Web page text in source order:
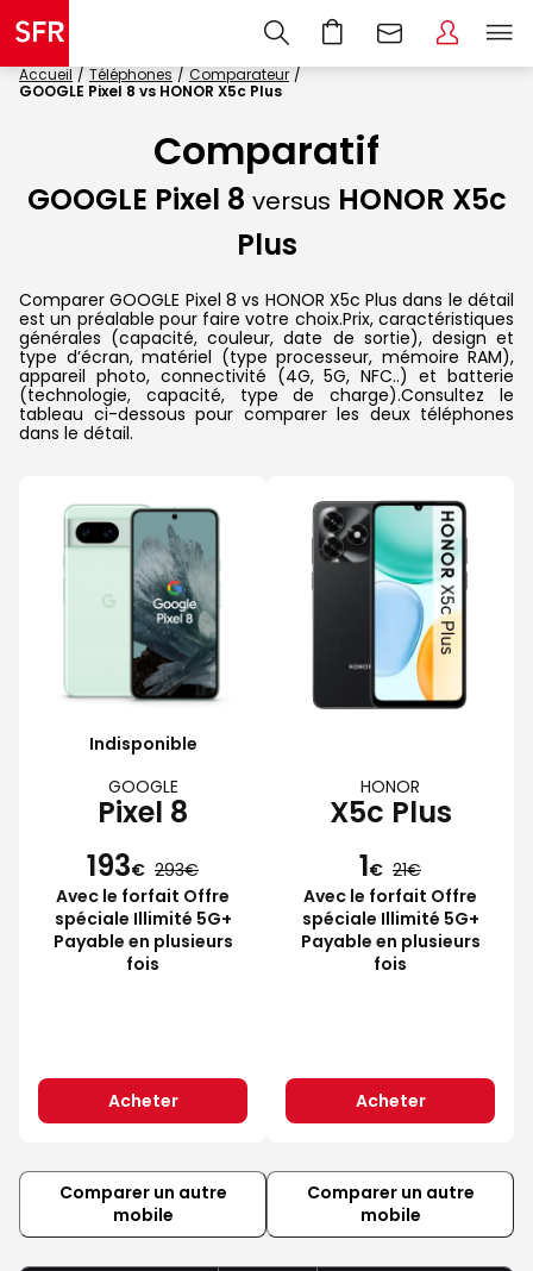
Accueil Téléphones
Comparateur
GOOGLE Pixel 8 vs HONOR X5c Plus
Comparatif
GOOGLE Pixel 8 versus HONOR X5c
Plus
Comparer GOOGLE Pixel 8 vs HONOR X5c Plus dans le détail
est un préalable pour faire votre choix.Prix, caractéristiques
générales (capacité, couleur, date de sortie), design et
type d’écran, matériel (type processeur, mémoire RAM),
appareil photo, connectivité (4G, 5G, NFC..) et batterie
(technologie, capacité, type de charge).Consultez le
tableau ci-dessous pour comparer les deux téléphones
dans le détail.
Indisponible
GOOGLE
Pixel 8
193€ 293
Avec le forfait Offre
spéciale Illimité 5G+
Payable en plusieurs
fois
Acheter
HONOR
X5c Plus
1€ 21
Avec le forfait Offre
spéciale Illimité 5G+
Payable en plusieurs
fois
Acheter
Comparer un autre
mobile
Comparer un autre
mobile